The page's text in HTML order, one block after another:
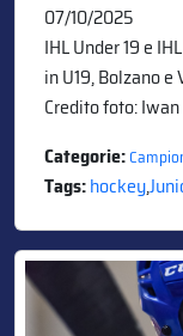
07/10/2025
IHL Under 19 e
in U19, Bolzano
Credito foto:
Categorie:
Tags:hockey,